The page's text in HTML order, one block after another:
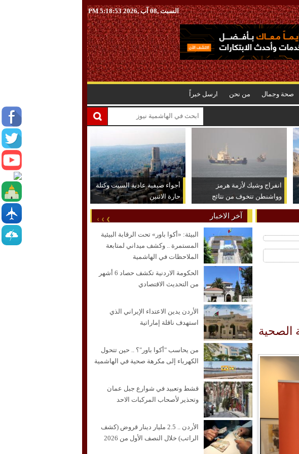
السبت ,08 آب ,2026 5:18:54 PM
صحة وجمال من نحن ارسل خبراً
انفراج وشيك لأزمة هرمز
وواشنطن تتخوف من نتائج
عكسية للتصعيد
أجواء صيفية عادية السبت وكتلة
حارة الاثنين
الصحية
آخر الاخبار
البيئة: «أكوا باور» تحت الرقابة البيئية
المستمرة .. وكشف ميداني لمتابعة
الملاحظات في الهاشمية
الحكومة الاردنية تكشف حصاد 6 أشهر
من التحديث الاقتصادي
الأردن يدين الاعتداء الإيراني الذي
استهدف ناقلة إماراتية
من يحاسب "أكوا باور"؟ .. حين تتحول
الكهرباء إلى مكرهة صحية في الهاشمية
قشط وتعبيد في شوارع جبل عمان
وتحذير لأصحاب المركبات الاحد
الأردن .. 2.5 مليار دينار قروض (كشف
الراتب) خلال النصف الأول من 2026